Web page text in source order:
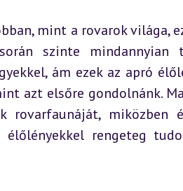
mint a rovarok világa,
szinte mindannyian
ám ezek az apró
azt elsőre gondolnánk.
miközben
rengeteg